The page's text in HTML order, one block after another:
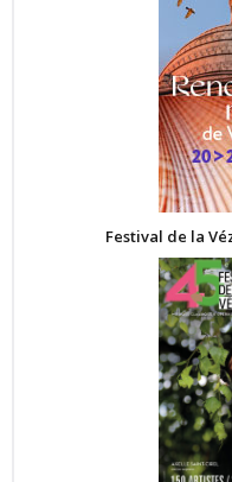
Festival de la